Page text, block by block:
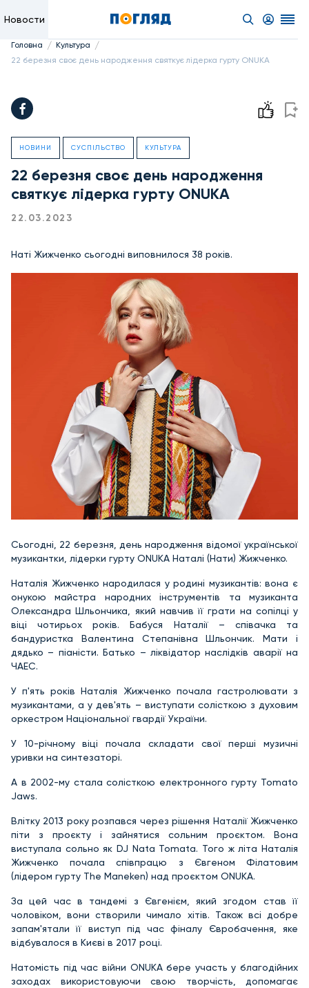
Новости
Головна / Культура /
22 березня своє день народження святкує лідерка гурту ONUKA
НОВИНИ СУСПІЛЬСТВО КУЛЬТУРА
22 березня своє день народження
святкує лідерка гурту ONUKA
22.03.2023
Наті Жижченко сьогодні виповнилося 38 років.
Сьогодні, 22 березня, день народження відомої української
музикантки, лідерки гурту ONUKA Наталі (Нати) Жижченко.
Наталія Жижченко народилася у родині музикантів: вона є
онукою майстра народних інструментів та музиканта
Олександра Шльончика, який навчив її грати на сопілці у
віці чотирьох років. Бабуся Наталії – співачка та
бандуристка Валентина Степанівна Шльончик. Мати і
дядько – піаністи. Батько – ліквідатор наслідків аварії на
ЧАЕС.
У п'ять років Наталія Жижченко почала гастролювати з
музикантами, а у дев'ять – виступати солісткою з духовим
оркестром Національної гвардії України.
У 10-річному віці почала складати свої перші музичні
уривки на синтезаторі.
А в 2002-му стала солісткою електронного гурту Tomato
Jaws.
Влітку 2013 року розпався через рішення Наталії Жижченко
піти з проєкту і зайнятися сольним проєктом. Вона
виступала сольно як DJ Nata Tomata. Того ж літа Наталія
Жижченко почала співпрацю з Євгеном Філатовим
(лідером гурту The Maneken) над проєктом ONUKA.
За цей час в тандемі з Євгенієм, який згодом став її
чоловіком, вони створили чимало хітів. Також всі добре
запам'ятали її виступ під час фіналу Євробачення, яке
відбувалося в Києві в 2017 році.
Натомість під час війни ONUKA бере участь у благодійних
заходах використовуючи свою творчість, допомагає